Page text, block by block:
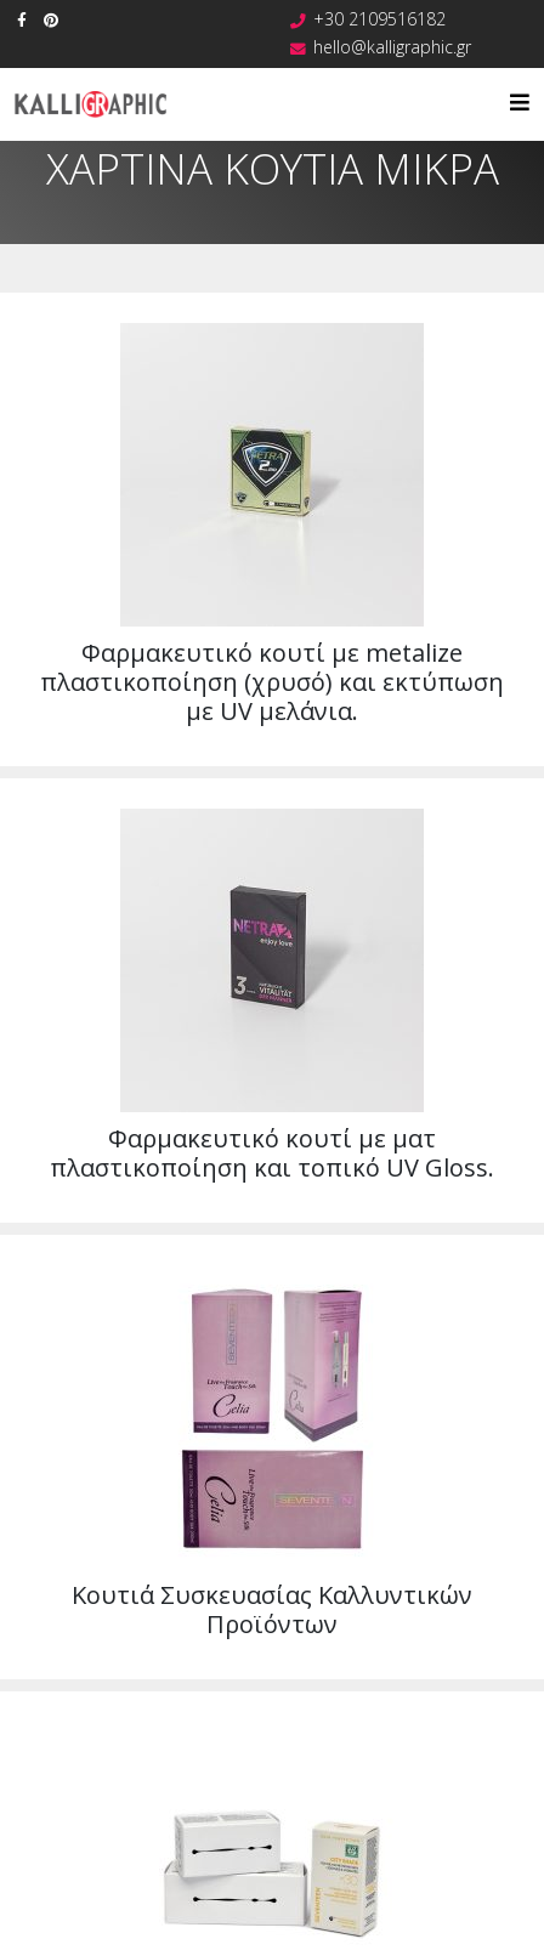
+30 2109516182
hello@kalligraphic.gr
ΧΑΡΤΙΝΑ ΚΟΥΤΙΑ ΜΙΚΡΑ
Φαρμακευτικό κουτί με metalize
πλαστικοποίηση (χρυσό) και εκτύπωση
με UV μελάνια.
Φαρμακευτικό κουτί με ματ
πλαστικοποίηση και τοπικό UV Gloss.
Κουτιά Συσκευασίας Καλλυντικών
Προϊόντων